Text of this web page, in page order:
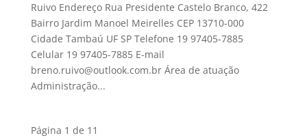
Ruivo Endereço Rua Presidente Castelo Branco, 422
Bairro Jardim Manoel Meirelles CEP 13710-000
Cidade Tambaú UF SP Telefone 19 97405-7885
Celular 19 97405-7885 E-mail
breno.ruivo@outlook.com.br Área de atuação
Administração...
Página 1 de 1 1